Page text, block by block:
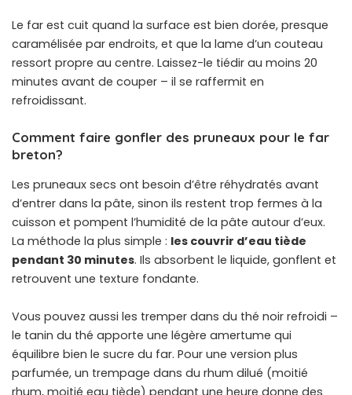
Le far est cuit quand la surface est bien dorée, presque
caramélisée par endroits, et que la lame d’un couteau
ressort propre au centre. Laissez-le tiédir au moins 20
minutes avant de couper – il se raffermit en
refroidissant.
Comment faire gonfler des pruneaux pour le far
breton?
Les pruneaux secs ont besoin d’être réhydratés avant
d’entrer dans la pâte, sinon ils restent trop fermes à la
cuisson et pompent l’humidité de la pâte autour d’eux.
La méthode la plus simple : les couvrir d’eau tiède
pendant 30 minutes. Ils absorbent le liquide, gonflent et
retrouvent une texture fondante.
Vous pouvez aussi les tremper dans du thé noir refroidi –
le tanin du thé apporte une légère amertume qui
équilibre bien le sucre du far. Pour une version plus
parfumée, un trempage dans du rhum dilué (moitié
rhum, moitié eau tiède) pendant une heure donne des